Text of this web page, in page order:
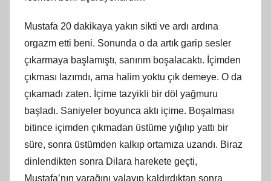
Mustafa 20 dakikaya yakın sikti ve ardı ardına
orgazm etti beni. Sonunda o da artık garip sesler
çıkarmaya başlamıştı, sanırım boşalacaktı. İçimden
çıkması lazımdı, ama halim yoktu çık demeye. O da
çıkamadı zaten. İçime tazyikli bir döl yağmuru
başladı. Saniyeler boyunca aktı içime. Boşalması
bitince içimden çıkmadan üstüme yığılıp yattı bir
süre, sonra üstümden kalkıp ortamıza uzandı. Biraz
dinlendikten sonra Dilara harekete geçti,
Mustafa’nın yarağını yalayıp kaldırdıktan sonra